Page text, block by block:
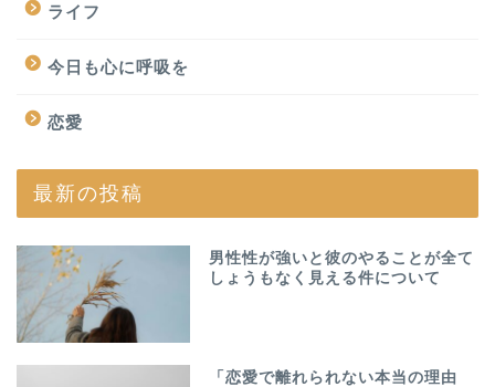
ライフ
今日も心に呼吸を
恋愛
最新の投稿
男性性が強いと彼のやることが全て
しょうもなく見える件について
「恋愛で離れられない本当の理由